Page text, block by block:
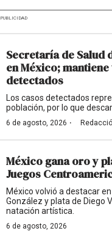
PUBLICIDAD
Secretaría de
en México;
detectados
Los casos detectados
población, por lo que
6 de agosto, 2026 ·
México gana oro y
Juegos
México volvió a destacar
González y plata de Diego
natación artística.
6 de agosto, 2026